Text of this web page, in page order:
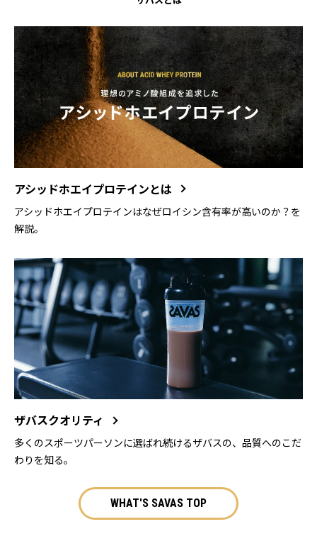
アシッドホエイプロテインとは
アシッドホエイプロテインはなぜロイシン含有率が高いのか？を
解説。
ザバスクオリティ
多くのスポーツパーソンに選ばれ続けるザバスの、品質へのこだ
わりを知る。
WHAT'S SAVAS TOP